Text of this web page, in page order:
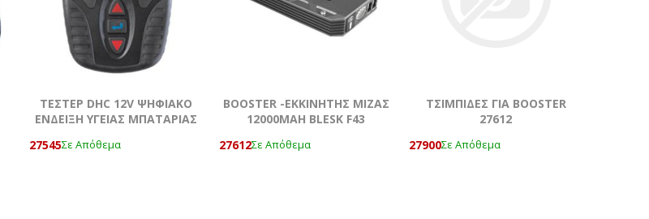
ΤΕΣΤΕΡ DHC 12V ΨΗΦΙΑΚΟ
ΕΝΔΕΙΞΗ ΥΓΕΙΑΣ ΜΠΑΤΑΡΙΑΣ
27545Σε Απόθεμα
BOOSTER -ΕΚΚΙΝΗΤΗΣ MIZAΣ
12000MAH BLESK F43
27612Σε Απόθεμα
ΤΣΙΜΠΙΔΕΣ ΓΙΑ BOOSTER
27612
27900Σε Απόθεμα